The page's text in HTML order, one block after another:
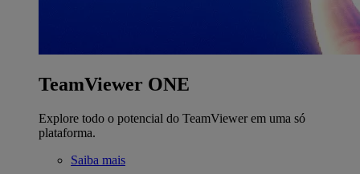
TeamViewer ONE
Explore todo o potencial do TeamViewer em uma só
plataforma.
Saiba mais